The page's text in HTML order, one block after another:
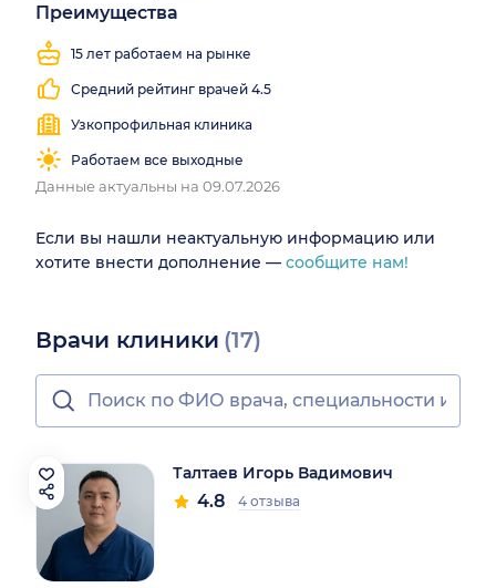
Преимущества
15 лет работаем на рынке
Средний рейтинг врачей 4.5
Узкопрофильная клиника
Работаем все выходные
Данные актуальны на 09.07.2026
Если вы нашли неактуальную информацию или
хотите внести дополнение — сообщите нам!
Врачи клиники (17)
Талтаев Игорь Вадимович
4.8 4 отзыва